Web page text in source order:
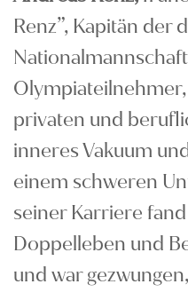
Renz”, Kapitän der
privaten und
inneres Vakuum
einem schweren
seiner Karriere
Doppelleben und
und war